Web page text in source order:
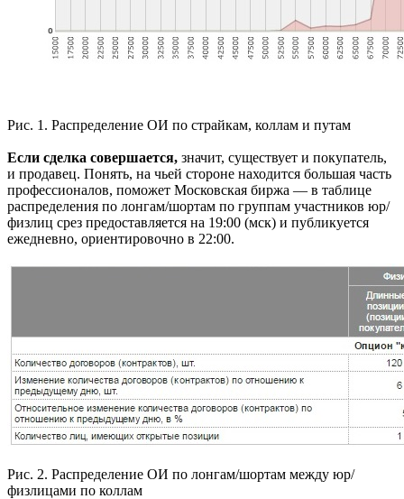
Рис. 1. Распределение ОИ по страйкам, коллам и путам
Если сделка совершается, значит, существует и покупатель,
и продавец. Понять, на чьей стороне находится большая часть
профессионалов, поможет Московская биржа — в таблице
распределения по лонгам/шортам по группам участников юр/
физлиц срез предоставляется на 19:00 (мск) и публикуется
ежедневно, ориентировочно в 22:00.
Рис. 2. Распределение ОИ по лонгам/шортам между юр/
физлицами по коллам